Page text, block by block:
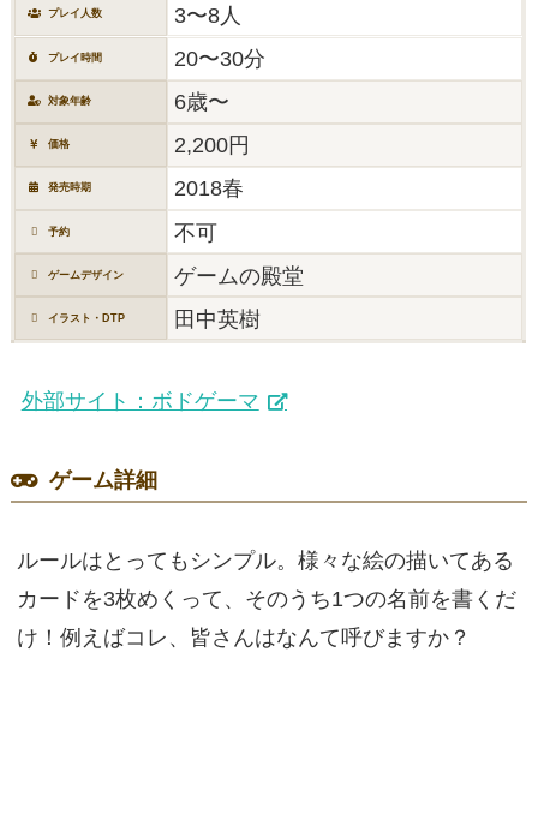
プレイ人数 3〜8人
プレイ時間 20〜30分
対象年齢 6歳〜
価格 2,200円
発売時期 2018春
予約 不可
ゲームデザイン ゲームの殿堂
イラスト・DTP 田中英樹
外部サイト：ボドゲーマ
ゲーム詳細
ルールはとってもシンプル。様々な絵の描いてある
カードを3枚めくって、そのうち1つの名前を書くだ
け！例えばコレ、皆さんはなんて呼びますか？